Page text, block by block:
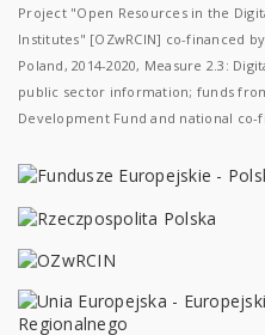
Project "Open Resources in the
Institutes" [OZwRCIN] co-financed
Poland, 2014-2020, Measure 2.3:
public sector information; funds
Development Fund and national